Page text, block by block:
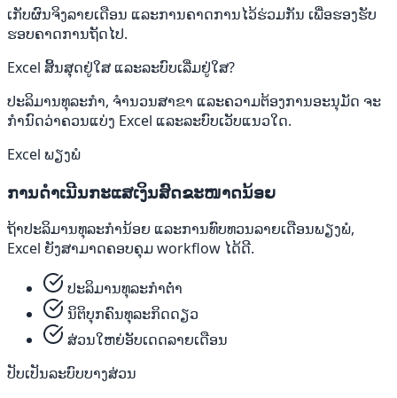
ເກັບຜົນຈິງລາຍເດືອນ ແລະການຄາດການໄວ້ຮ່ວມກັນ ເພື່ອຮອງຮັບ
ຮອບຄາດການຖັດໄປ.
Excel ສິ້ນສຸດຢູ່ໃສ ແລະລະບົບເລີ່ມຢູ່ໃສ?
ປະລິມານທຸລະກໍາ, ຈໍານວນສາຂາ ແລະຄວາມຕ້ອງການອະນຸມັດ ຈະ
ກໍານົດວ່າຄວນແບ່ງ Excel ແລະລະບົບເວັບແນວໃດ.
Excel ພຽງພໍ
ການດໍາເນີນກະແສເງິນສົດຂະໜາດນ້ອຍ
ຖ້າປະລິມານທຸລະກໍານ້ອຍ ແລະການທົບທວນລາຍເດືອນພຽງພໍ,
Excel ຍັງສາມາດຄອບຄຸມ workflow ໄດ້ດີ.
ປະລິມານທຸລະກໍາຕໍ່າ
ນິຕິບຸກຄົນທຸລະກິດດຽວ
ສ່ວນໃຫຍ່ອັບເດດລາຍເດືອນ
ປັບເປັນລະບົບບາງສ່ວນ